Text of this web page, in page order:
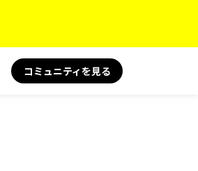
コミュニティを見る